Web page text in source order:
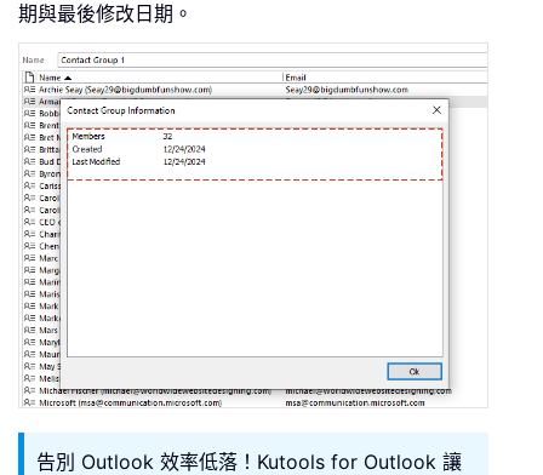
期與最後修改日期。
告別 Outlook 效率低落！Kutools for Outlook 讓